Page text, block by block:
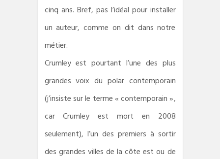
cinq ans. Bref, pas l’idéal pour installer
un auteur, comme on dit dans notre
métier.
Crumley est pourtant l’une des plus
grandes voix du polar contemporain
(j’insiste sur le terme « contemporain »,
car Crumley est mort en 2008
seulement), l’un des premiers à sortir
des grandes villes de la côte est ou de